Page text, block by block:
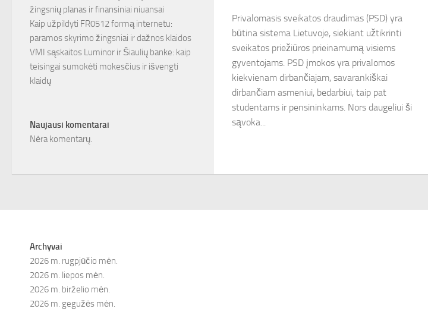
Privalomasis sveikatos draudimas (PSD) yra
būtina sistema Lietuvoje, siekiant užtikrinti
sveikatos priežiūros prieinamumą visiems
gyventojams. PSD įmokos yra privalomos
kiekvienam dirbančiajam, savarankiškai
dirbančiam asmeniui, bedarbiui, taip pat
studentams ir pensininkams. Nors daugeliui ši
sąvoka...
žingsnių planas ir finansiniai niuansai
Kaip užpildyti FR0512 formą internetu:
paramos skyrimo žingsniai ir dažnos klaidos
VMI sąskaitos Luminor ir Šiaulių banke: kaip
teisingai sumokėti mokesčius ir išvengti
klaidų
Naujausi komentarai
Nėra komentarų.
Archyvai
2026 m. rugpjūčio mėn.
2026 m. liepos mėn.
2026 m. birželio mėn.
2026 m. gegužės mėn.